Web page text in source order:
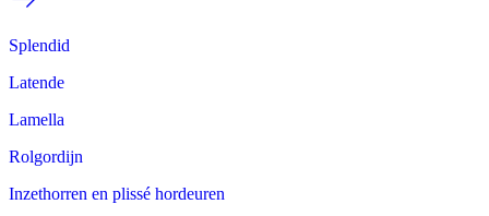
Splendid
Latende
Lamella
Rolgordijn
Inzethorren en plissé hordeuren